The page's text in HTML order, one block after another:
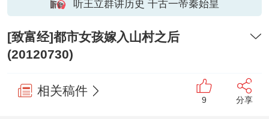
听王立群讲历史 千古一帝秦始皇
[致富经]都市女孩嫁入山村之后
(20120730)
相关稿件
9 分享